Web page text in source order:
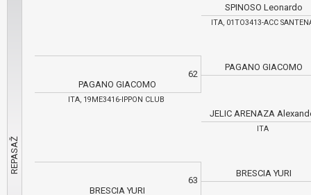
62
PAGANO GIACOMO
ITA, 19ME3416-IPPON CLUB
63
BRESCIA YURI
SPINOSO Leonardo
ITA, 01TO3413-ACC
PAGANO GIACOMO
JELIC ARENAZA
ITA
BRESCIA YURI